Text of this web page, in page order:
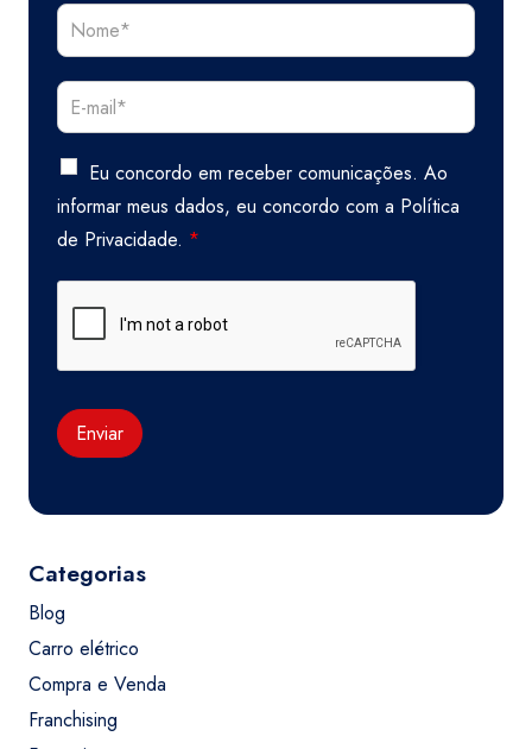
Eu concordo em receber comunicações. Ao
informar meus dados, eu concordo com a Política
de Privacidade. *
Enviar
Categorias
Blog
Carro elétrico
Compra e Venda
Franchising